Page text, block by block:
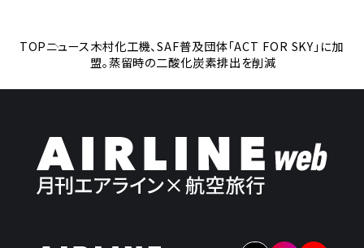
TOPニュース木村化工機、SAF普及団体「ACT FOR SKY」に加
盟。蒸留時の二酸化炭素排出を削減